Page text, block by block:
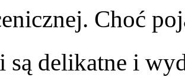
Choć
są delikatne i